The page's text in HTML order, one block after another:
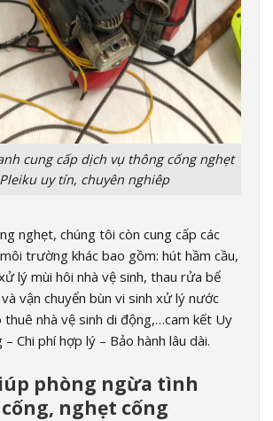
cung cấp dịch vụ thông cống nghẹt
uy tín, chuyên nghiêp
nghẹt, chúng tôi còn cung cấp các
trường khác bao gồm: hút hầm cầu,
lý mùi hôi nhà vệ sinh, thau rửa bể
vận chuyển bùn vi sinh xử lý nước
thuê nhà vệ sinh di động,…cam kết Uy
Chi phí hợp lý – Bảo hành lâu dài.
phòng ngừa tình
nghẹt cống